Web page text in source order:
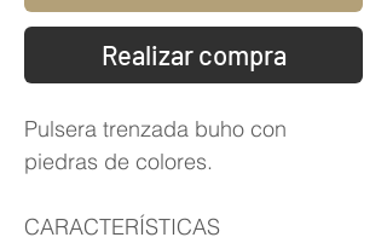
Realizar compra
Pulsera trenzada buho con
piedras de colores.
CARACTERÍSTICAS